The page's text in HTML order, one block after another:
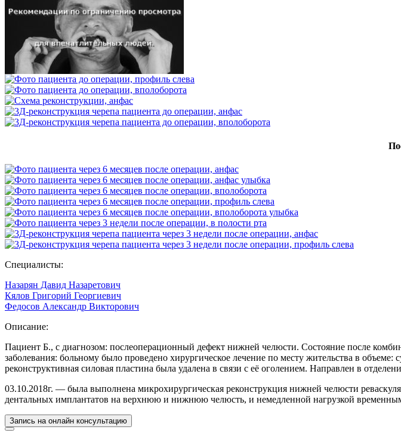
Специалисты:
Назарян Давид Назаретович
Кялов Григорий Георгиевич
Федосов Александр Викторович
Описание:
Пациент Б., с диагнозом: послеоперационный дефект нижней челюсти. Состояние после
заболевания: больному было проведено хирургическое лечение по месту жительства в
реконструктивная силовая пластина была удалена в связи с её оголением. Направлен в
03.10.2018г. — была выполнена микрохирургическая реконструкция нижней челюсти
дентальных имплантатов на верхнюю и нижнюю челюсть, и немедленной нагрузкой
Запись на онлайн консультацию